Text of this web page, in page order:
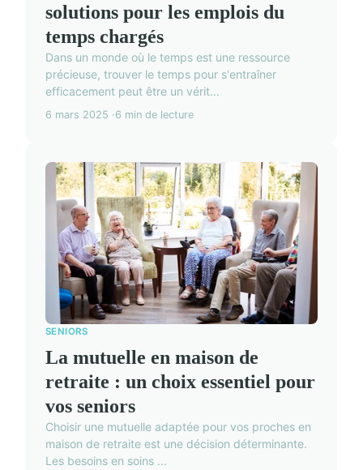
solutions pour les emplois du
temps chargés
Dans un monde où le temps est une ressource
précieuse, trouver le temps pour s'entraîner
efficacement peut être un vérit...
6 mars 2025 6 min de lecture
SENIORS
La mutuelle en maison de
retraite : un choix essentiel pour
vos seniors
Choisir une mutuelle adaptée pour vos proches en
maison de retraite est une décision déterminante.
Les besoins en soins ...